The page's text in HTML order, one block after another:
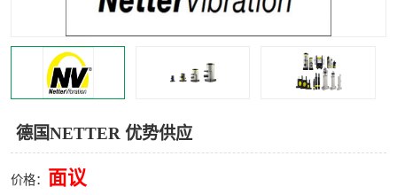
德国NETTER 优势供应
价格： 面议
WICHITA Cleveland 张力控制器